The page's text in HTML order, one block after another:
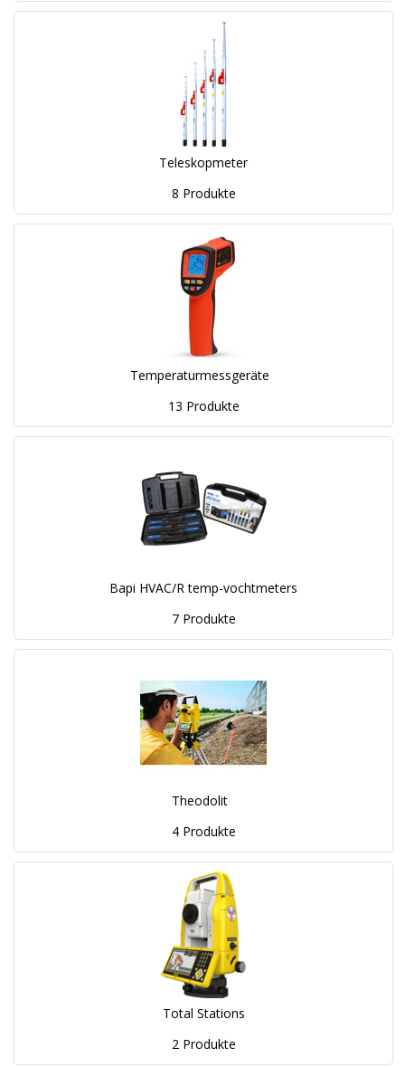
Teleskopmeter
8 Produkte
Temperaturmessgeräte
13 Produkte
Bapi HVAC/R temp-vochtmeters
7 Produkte
Theodolit
4 Produkte
Total Stations
2 Produkte